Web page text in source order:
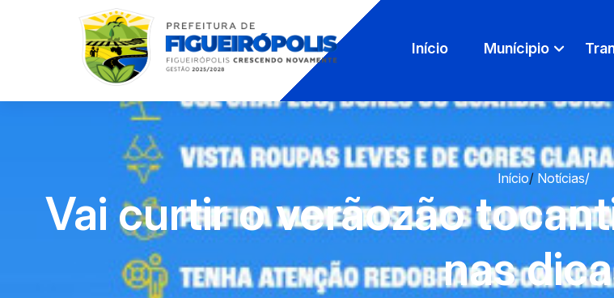
Início Munícipio
Início/ Notícias/
Vai curtir o verãozão
nas